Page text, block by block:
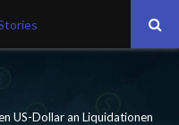
US-Dollar an Liquidationen